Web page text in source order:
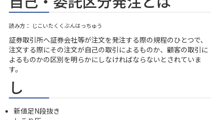
読み方： じこいたくくぶんはっちゅう
証券取引所へ証券会社等が注文を発注する際の規程のひとつで、
注文する際にその注文が自己の取引によるものか、顧客の取引に
よるものかの区別を明らかにしなければならないとされていま
す。
し
新値足N段抜き